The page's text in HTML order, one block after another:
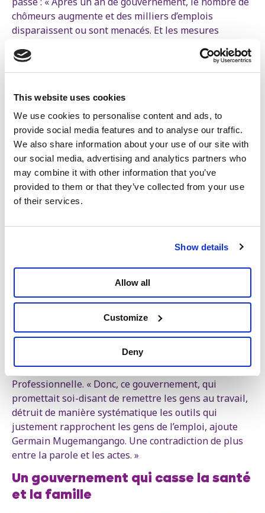
This website uses cookies
We use cookies to personalise content and ads, to
provide social media features and to analyse our traffic.
We also share information about your use of our site with
our social media, advertising and analytics partners who
may combine it with other information that you’ve
provided to them or that they’ve collected from your use
of their services.
Show details
Allow all
Customize
Deny
chômeurs augmente et des milliers d’emplois
disparaissent ou sont menacés. Et les mesures
situation. »
de l'emploi via la suppression de 50 millions d'euros
dans les emplois locaux subsidiés par le système APE
(Aide Promotion Emploi) : « Ce sont des emplois
d’éducateurs, de puéricultrices, d’enseignants qui sont
indispensables à la vie des communes. Parmi ceux-ci,
combien vont purement et simplement disparaître ? »
Ce budget est une déclaration de guerre
sociale contre les travailleurs avec ou
sans emploi, les personnes âgées, les
familles et les personnes handicapées
Germain Mugemangango
Chef de groupe du PTB au parlement wallon
outils de retour à l'emploi. MR-Engagés amputent de
plus de 105 millions d'euros des organismes comme le
Forem ou les Centres d’Insertion Socio-
Professionnelle. « Donc, ce gouvernement, qui
promettait soi-disant de remettre les gens au travail,
détruit de manière systématique les outils qui
justement rapprochent les gens de l’emploi, ajoute
Germain Mugemangango. Une contradiction de plus
entre la parole et les actes. »
Un gouvernement qui casse la santé
et la famille